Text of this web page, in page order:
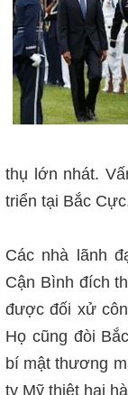
thụ lớn nhát.
triển tại Bắc
Các nhà lãnh
Cận Bình đích
được đối xử
Họ cũng đòi
bí mật thương
ty Mỹ thiệt hại